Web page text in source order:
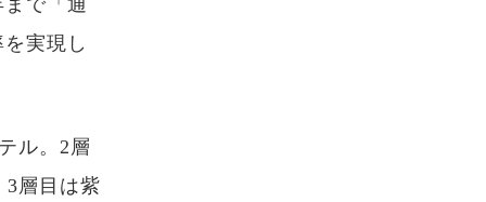
で「通
実現し
ル。2層
3層目は紫